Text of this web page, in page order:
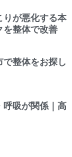
りが悪化する本
を整体で改善
整体をお探し
呼吸が関係｜高